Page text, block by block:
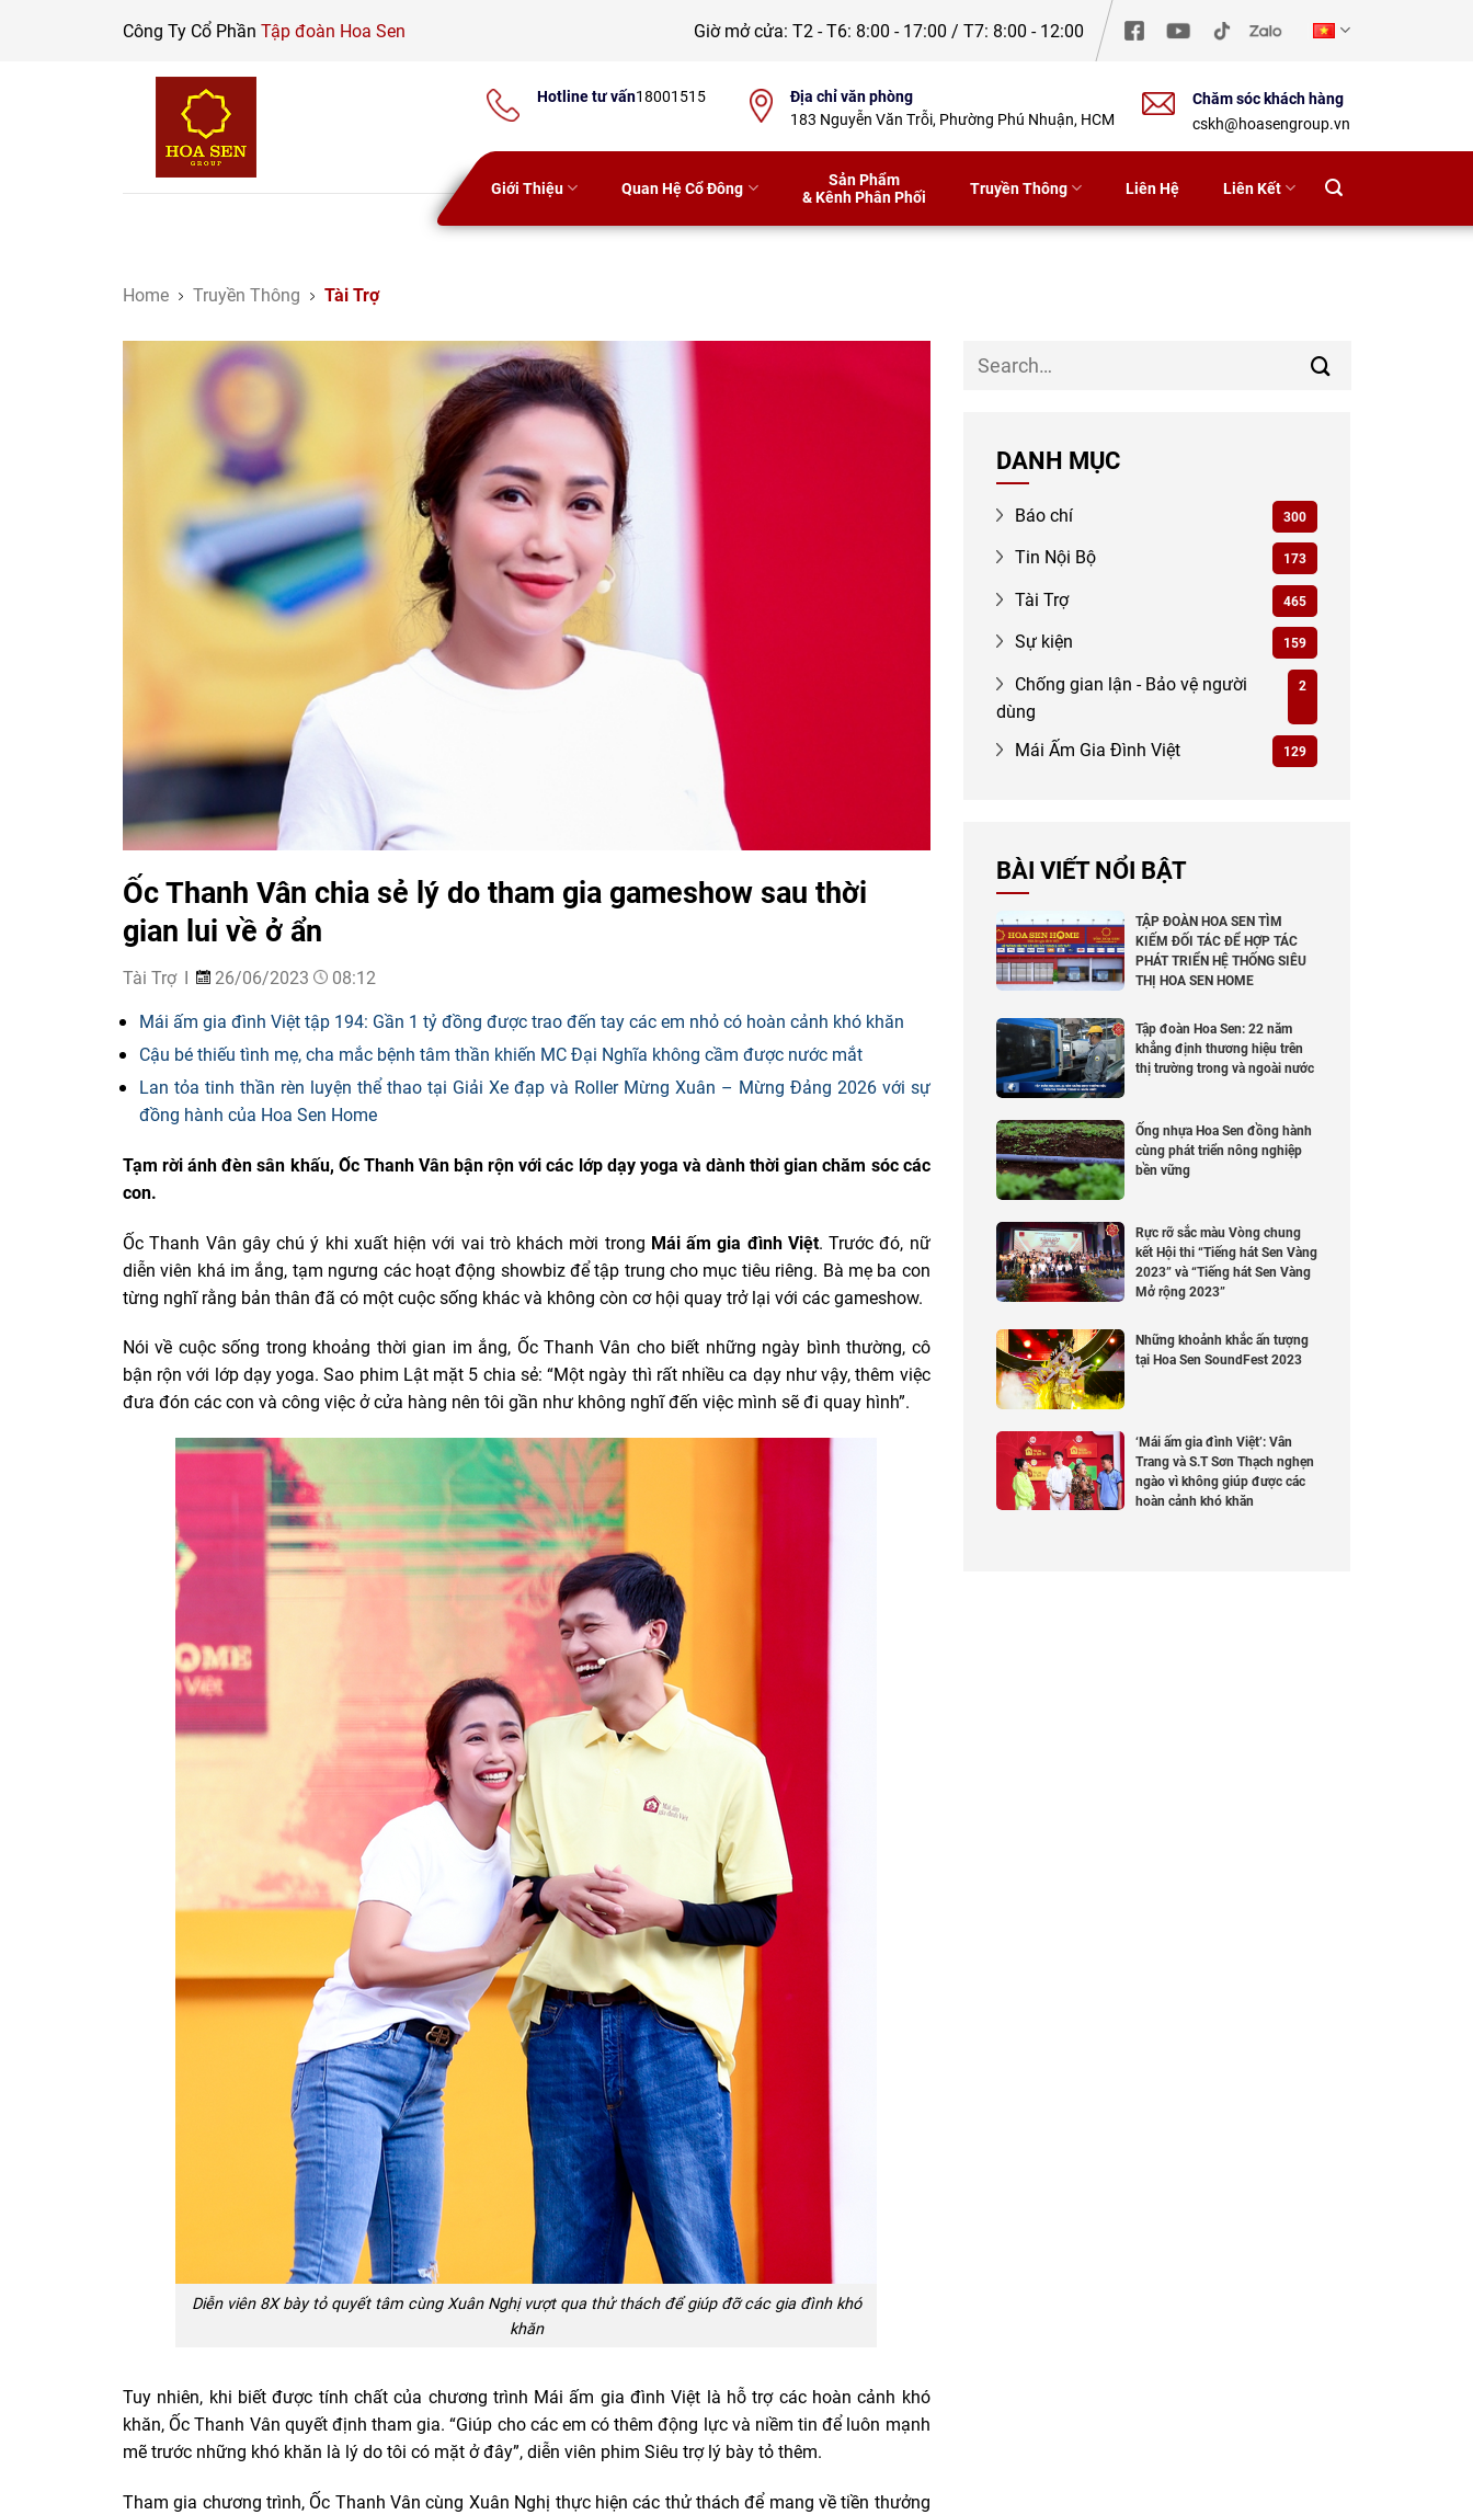
Công Ty Cổ Phần Tập đoàn Hoa Sen Giờ mở cửa:T2 - T6: 8:00 - 17:00 / T7: 8:00 - 12:00
Giới Thiệu Quan Hệ Cổ Đông
Sản Phẩm
& Kênh Phân Phối
Truyền Thông Liên Hệ Liên Kết
Hotline tư vấn18001515
Địa chỉ văn phòng
183 Nguyễn Văn Trỗi, Phường Phú Nhuận, HCM
Chăm sóc khách hàng
cskh@hoasengroup.vn
Home Truyền Thông Tài Trợ
Ốc Thanh Vân chia sẻ lý do tham gia gameshow sau thời
gian lui về ở ẩn
Tài Trợ 26/06/2023
08:12
Mái ấm gia đình Việt tập 194: Gần 1 tỷ đồng được trao đến tay các em nhỏ có hoàn cảnh khó khăn
Cậu bé thiếu tình mẹ, cha mắc bệnh tâm thần khiến MC Đại Nghĩa không cầm được nước mắt
Lan tỏa tinh thần rèn luyện thể thao tại Giải Xe đạp và Roller Mừng Xuân – Mừng Đảng 2026 với sự
đồng hành của Hoa Sen Home
Tạm rời ánh đèn sân khấu, Ốc Thanh Vân bận rộn với các lớp dạy yoga và dành thời gian chăm sóc các
con.
Ốc Thanh Vân gây chú ý khi xuất hiện với vai trò khách mời trong Mái ấm gia đình Việt. Trước đó, nữ
diễn viên khá im ắng, tạm ngưng các hoạt động showbiz để tập trung cho mục tiêu riêng. Bà mẹ ba con
từng nghĩ rằng bản thân đã có một cuộc sống khác và không còn cơ hội quay trở lại với các gameshow.
Nói về cuộc sống trong khoảng thời gian im ắng, Ốc Thanh Vân cho biết những ngày bình thường, cô
bận rộn với lớp dạy yoga. Sao phim Lật mặt 5 chia sẻ: “Một ngày thì rất nhiều ca dạy như vậy, thêm việc
đưa đón các con và công việc ở cửa hàng nên tôi gần như không nghĩ đến việc mình sẽ đi quay hình”.
Diễn viên 8X bày tỏ quyết tâm cùng Xuân Nghị vượt qua thử thách để giúp đỡ các gia đình khó
khăn
Tuy nhiên, khi biết được tính chất của chương trình Mái ấm gia đình Việt là hỗ trợ các hoàn cảnh khó
khăn, Ốc Thanh Vân quyết định tham gia. “Giúp cho các em có thêm động lực và niềm tin để luôn mạnh
mẽ trước những khó khăn là lý do tôi có mặt ở đây”, diễn viên phim Siêu trợ lý bày tỏ thêm.
Tham gia chương trình, Ốc Thanh Vân cùng Xuân Nghị thực hiện các thử thách để mang về tiền thưởng
DANH MỤC
Báo chí 300
Tin Nội Bộ 173
Tài Trợ 465
Sự kiện 159
Chống gian lận - Bảo vệ người
dùng
2
Mái Ấm Gia Đình Việt 129
BÀI VIẾT NỔI BẬT
TẬP ĐOÀN HOA SEN TÌM
KIẾM ĐỐI TÁC ĐỂ HỢP TÁC
PHÁT TRIỂN HỆ THỐNG SIÊU
THỊ HOA SEN HOME
Tập đoàn Hoa Sen: 22 năm
khẳng định thương hiệu trên
thị trường trong và ngoài nước
Ống nhựa Hoa Sen đồng hành
cùng phát triển nông nghiệp
bền vững
Rực rỡ sắc màu Vòng chung
kết Hội thi “Tiếng hát Sen Vàng
2023” và “Tiếng hát Sen Vàng
Mở rộng 2023”
Những khoảnh khắc ấn tượng
tại Hoa Sen SoundFest 2023
‘Mái ấm gia đình Việt’: Vân
Trang và S.T Sơn Thạch nghẹn
ngào vì không giúp được các
hoàn cảnh khó khăn